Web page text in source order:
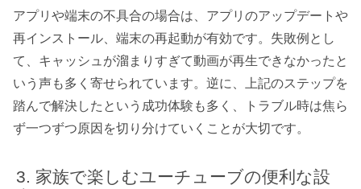
アプリや端末の不具合の場合は、アプリのアップデートや
再インストール、端末の再起動が有効です。失敗例とし
て、キャッシュが溜まりすぎて動画が再生できなかったと
いう声も多く寄せられています。逆に、上記のステップを
踏んで解決したという成功体験も多く、トラブル時は焦ら
ず一つずつ原因を切り分けていくことが大切です。
家族で楽しむユーチューブの便利な設